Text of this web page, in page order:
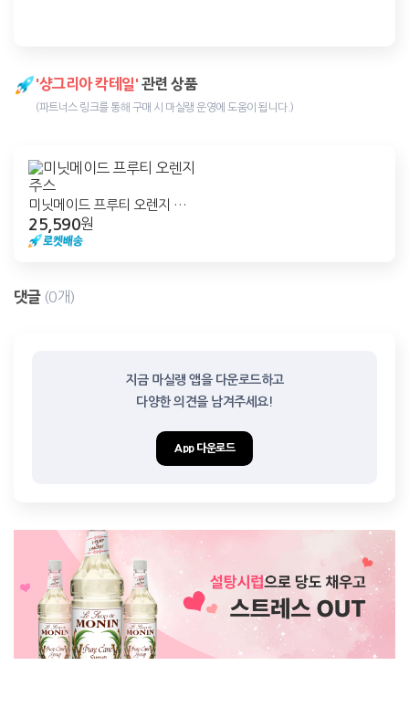
'샹그리아 칵테일' 관련 상품
(파트너스 링크를 통해 구매 시 마실랭 운영에 도움이 됩니다.)
미닛메이드 프루티 오렌지 주
스
25,590원
댓글 (0개)
지금 마실랭 앱을 다운로드하고
다양한 의견을 남겨주세요!
App 다운로드